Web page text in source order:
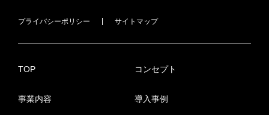
プライバシーポリシー サイトマップ
TOP コンセプト
事業内容 導入事例